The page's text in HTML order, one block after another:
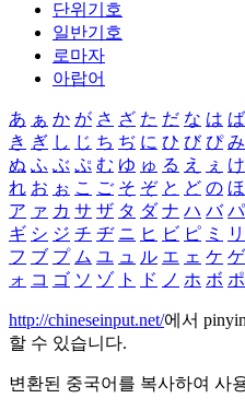
단위기호
일반기호
로마자
아랍어
あ ぁ か が さ ざ た だ な は ば
き ぎ し じ ち ぢ に ひ び ぴ み
ぬ ふ ぶ ぷ む ゆ ゅ る え ぇ け
れ お ぉ こ ご そ ぞ と ど の ほ
ア ァ カ サ ザ タ ダ ナ ハ バ パ
ギ シ ジ チ ヂ ニ ヒ ビ ピ ミ リ
フ ブ プ ム ユ ュ ル エ ェ ケ ゲ
ォ コ ゴ ソ ゾ ト ド ノ ホ ボ ポ
http://chineseinput.net/에서
할 수 있습니다.
변환된 중국어를 복사하여 사